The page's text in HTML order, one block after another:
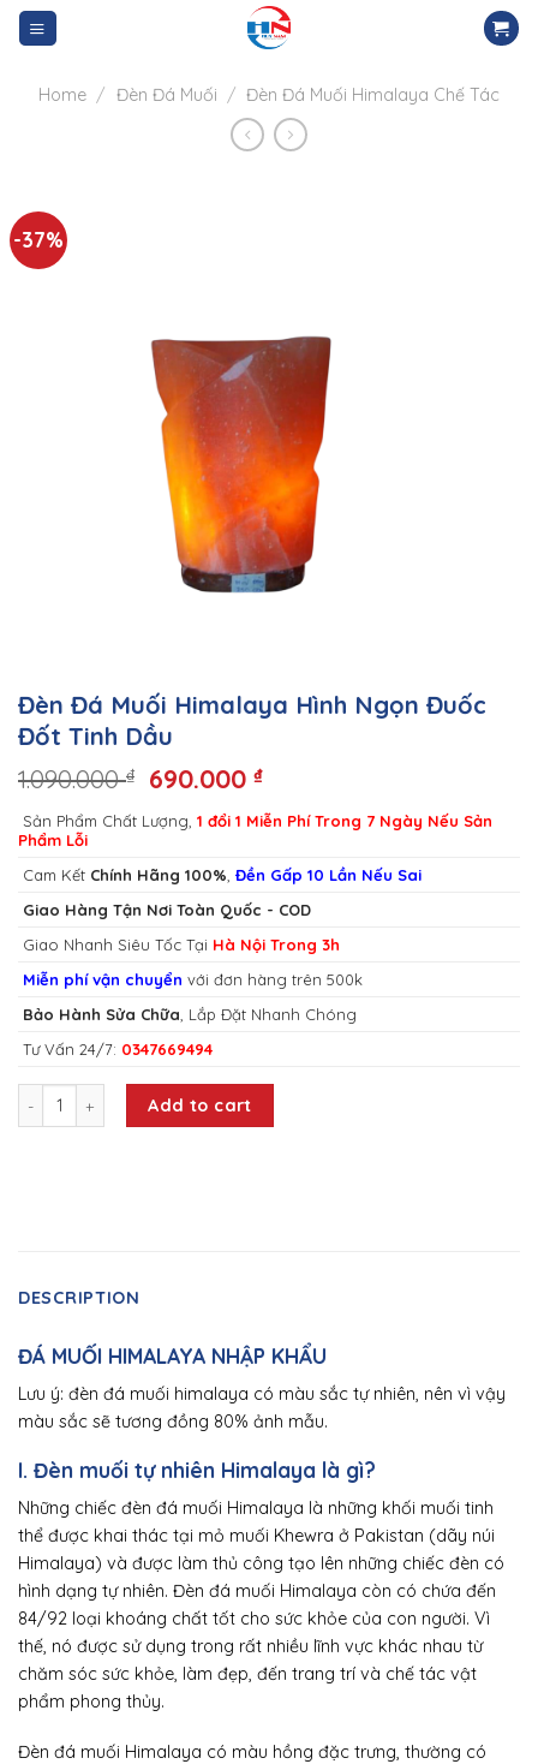
Skip
Home / Đèn Đá Muối / Đèn Đá Muối Himalaya Chế Tác
-37%
Đèn Đá Muối Himalaya Hình Ngọn Đuốc
Đốt Tinh Dầu
1.090.000₫ 690.000₫
Sản Phẩm Chất Lượng, 1 đổi 1 Miễn Phí Trong 7 Ngày Nếu Sản
Phẩm Lỗi
Cam Kết Chính Hãng 100% Đền Gấp 10 Lần Nếu Sai
Giao Hàng Tận Nơi Toàn Quốc - COD
Giao Nhanh Siêu Tốc Tại Hà Nội Trong 3h
Miễn phí vận chuyển với đơn hàng trên 500k
Bảo Hành Sửa Chữa , Lắp Đặt Nhanh Chóng
Tư Vấn 24/7: 0347669494
Đèn Đá Muối Himalaya Hình Ngọn Đuốc Đốt Tinh Dầu quantity
Add to cart
DESCRIPTION
ĐÁ MUỐI HIMALAYA NHẬP KHẨU
Lưu ý: đèn đá muối himalaya có màu sắc tự nhiên, nên vì vậy
màu sắc sẽ tương đồng 80% ảnh mẫu.
I. Đèn muối tự nhiên Himalaya là gì?
Những chiếc đèn đá muối Himalaya là những khối muối tinh
thể được khai thác tại mỏ muối Khewra ở Pakistan (dãy núi
Himalaya) và được làm thủ công tạo lên những chiếc đèn có
hình dạng tự nhiên. Đèn đá muối Himalaya còn có chứa đến
84/92 loại khoáng chất tốt cho sức khỏe của con người. Vì
thế, nó được sử dụng trong rất nhiều lĩnh vực khác nhau từ
chăm sóc sức khỏe, làm đẹp, đến trang trí và chế tác vật
phẩm phong thủy.
Đèn đá muối Himalaya có màu hồng đặc trưng, thường có